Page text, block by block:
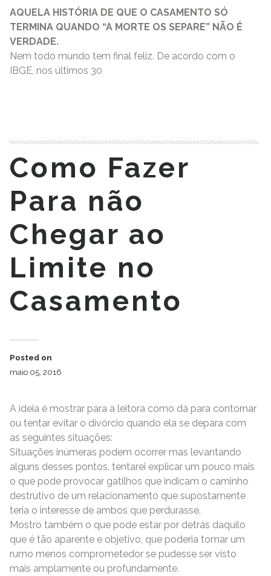
AQUELA HISTÓRIA DE QUE O CASAMENTO SÓ
TERMINA QUANDO “A MORTE OS SEPARE” NÃO É
VERDADE.
Nem todo mundo tem final feliz. De acordo com o
IBGE, nos últimos 30
Como Fazer
Para não
Chegar ao
Limite no
Casamento
Posted on
maio 05, 2016
A ideia é mostrar para a leitora como dá para contornar
ou tentar evitar o divórcio quando ela se depara com
as seguintes situações:
Situações inúmeras podem ocorrer mas levantando
alguns desses pontos, tentarei explicar um pouco mais
o que pode provocar gatilhos que indicam o caminho
destrutivo de um relacionamento que supostamente
teria o interesse de ambos que perdurasse.
Mostro também o que pode estar por detrás daquilo
que é tão aparente e objetivo, que poderia tomar um
rumo menos comprometedor se pudesse ser visto
mais amplamente ou profundamente.